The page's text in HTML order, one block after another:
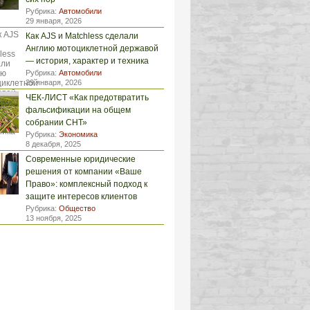
Рубрика: Автомобили
29 января, 2026
Как AJS и Matchless сделали
Англию мотоциклетной державой
— история, характер и техника
Рубрика: Автомобили
29 января, 2026
ЧЕК-ЛИСТ «Как предотвратить
фальсификации на общем
собрании СНТ»
Рубрика: Экономика
8 декабря, 2025
Современные юридические
решения от компании «Ваше
Право»: комплексный подход к
защите интересов клиентов
Рубрика: Общество
13 ноября, 2025